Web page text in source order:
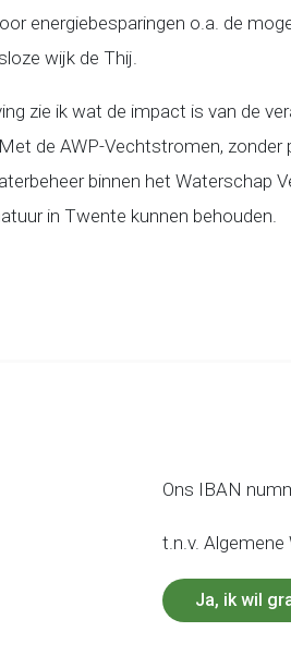
energiebesparingen o.a. de
wijk de Thij.
zie ik wat de impact is van de
de AWP-Vechtstromen, zonder
binnen het Waterschap
in Twente kunnen behouden.
Ons IBAN
t.n.v.
Ja, ik wil